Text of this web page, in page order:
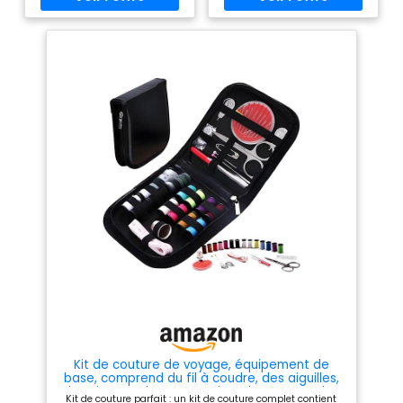
bobines et les outils à leur
place, ce qui permet de les
compact le rendant pratique à
transporter avec style partout
où vous voyagez Un cadeau
pratique pour tous les âges.
Un cadeau de choix sage pour
votre maman, votre grand-
mère et vos amoureux. Bien
pour les débutants, les
artisans ou les gens qui
aiment le bricolage Veuillez
noter : En raison d'un
changement de style de
fermeture éclair, le produit
reçu peut légèrement différer
faciles. Fournitures complètes
: comprend 42 bobines de fil
Pratique pour les débutants :
parfait pour les débutants en
couture ou pour des
réparations et des
modifications rapides. Facile à
transporter : sa taille
compacte le rend idéal pour
les voyages ou pour le garder
dans votre véhicule. Utilisation
polyvalente : convient pour la
urgences et les besoins
généraux de couture.
Kit de couture de voyage, équipement de
base, comprend du fil à coudre, des aiguilles,
des ciseaux, des accessoires de couture, des
Kit de couture parfait : un kit de couture complet contient